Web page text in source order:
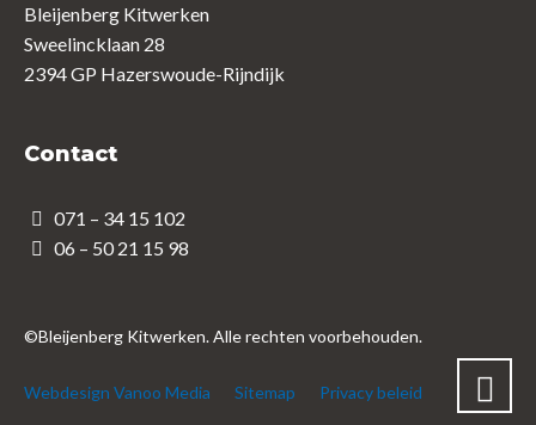
Bleijenberg Kitwerken
Sweelincklaan 28
2394 GP Hazerswoude-Rijndijk
Contact
071 – 34 15 102
06 – 50 21 15 98
©Bleijenberg Kitwerken. Alle rechten voorbehouden.
Webdesign Vanoo Media Sitemap
Privacy beleid